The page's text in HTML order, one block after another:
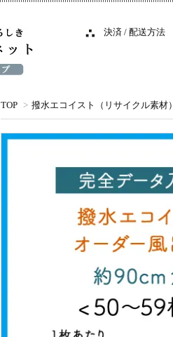
決済 / 配送方法
TOP > 撥水エコイスト（リサイクル素材）